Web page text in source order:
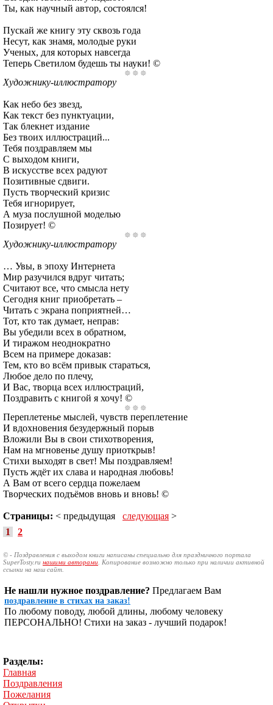
Ты, как научный автор, состоялся!
Пускай же книгу эту сквозь года
Несут, как знамя, молодые руки
Ученых, для которых навсегда
Теперь Светилом будешь ты науки! ©
Художнику-иллюстратору
Как небо без звезд,
Как текст без пунктуации,
Так блекнет издание
Без твоих иллюстраций...
Тебя поздравляем мы
С выходом книги,
В искусстве всех радуют
Позитивные сдвиги.
Пусть творческий кризис
Тебя игнорирует,
А муза послушной моделью
Позирует! ©
Художнику-иллюстратору
… Увы, в эпоху Интернета
Мир разучился вдруг читать;
Считают все, что смысла нету
Сегодня книг приобретать –
Читать с экрана поприятней…
Тот, кто так думает, неправ:
Вы убедили всех в обратном,
И тиражом неоднократно
Всем на примере доказав:
Тем, кто во всём привык стараться,
Любое дело по плечу,
И Вас, творца всех иллюстраций,
Поздравить с книгой я хочу! ©
Переплетенье мыслей, чувств переплетение
И вдохновения безудержный порыв
Вложили Вы в свои стихотворения,
Нам на мгновенье душу приоткрыв!
Стихи выходят в свет! Мы поздравляем!
Пусть ждёт их слава и народная любовь!
А Вам от всего сердца пожелаем
Творческих подъёмов вновь и вновь! ©
Страницы: < предыдущая следующая >
1
2
© - Поздравления с выходом книги написаны специально для праздничного портала
SuperTosty.ru нашими авторами . Копирование возможно только при наличии активной
ссылки на наш сайт.
Не нашли нужное поздравление? Предлагаем Вам
поздравление в стихах на заказ!
По любому поводу, любой длины, любому человеку
ПЕРСОНАЛЬНО! Стихи на заказ - лучший подарок!
Разделы:
Главная
Поздравления
Пожелания